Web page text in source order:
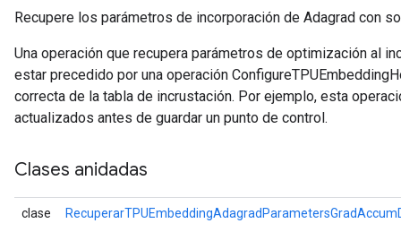
Recupere los parámetros de incorporación de Adagrad con
Una operación que recupera parámetros de optimización al
estar precedido por una operación
correcta de la tabla de incrustación. Por ejemplo, esta
actualizados antes de guardar un punto de control.
Clases anidadas
clase